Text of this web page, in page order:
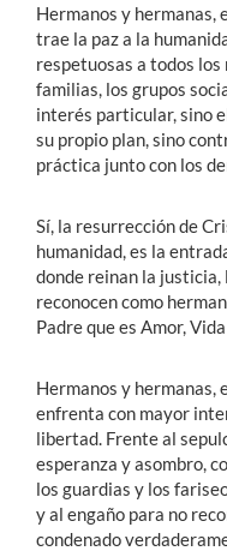
Hermanos y hermanas,
trae la paz a la
respetuosas a todos
familias, los grupos
interés particular, sino
su propio plan, sino
práctica junto con los
Sí, la resurrección de
humanidad, es la
donde reinan la justicia,
reconocen como
Padre que es Amor, Vida
Hermanos y hermanas,
enfrenta con mayor
libertad. Frente al
esperanza y asombro,
los guardias y los
y al engaño para no
condenado